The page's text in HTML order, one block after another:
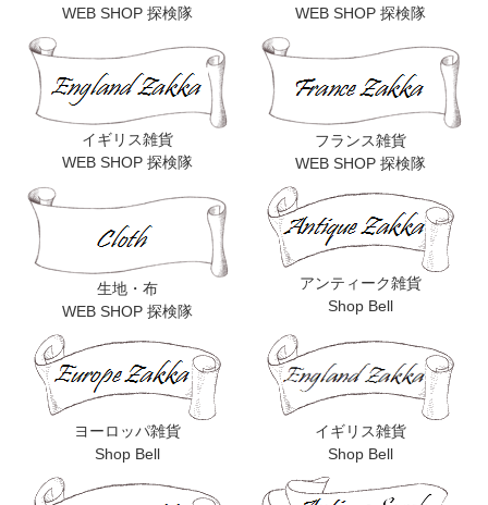
WEB SHOP 探検隊
WEB SHOP 探検隊
イギリス雑貨
WEB SHOP 探検隊
フランス雑貨
WEB SHOP 探検隊
生地・布
WEB SHOP 探検隊
アンティーク雑貨
Shop Bell
ヨーロッパ雑貨
Shop Bell
イギリス雑貨
Shop Bell